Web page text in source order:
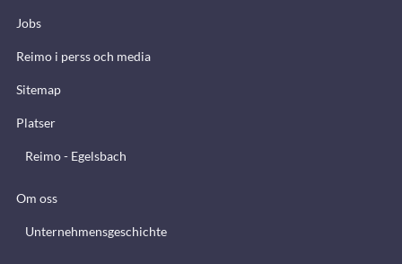
Jobs
Reimo i perss och media
Sitemap
Platser
Reimo - Egelsbach
Om oss
Unternehmensgeschichte